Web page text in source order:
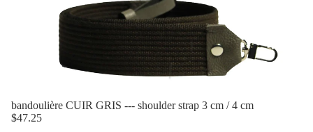
bandoulière CUIR GRIS --- shoulder strap 3 cm / 4 cm
$47.25